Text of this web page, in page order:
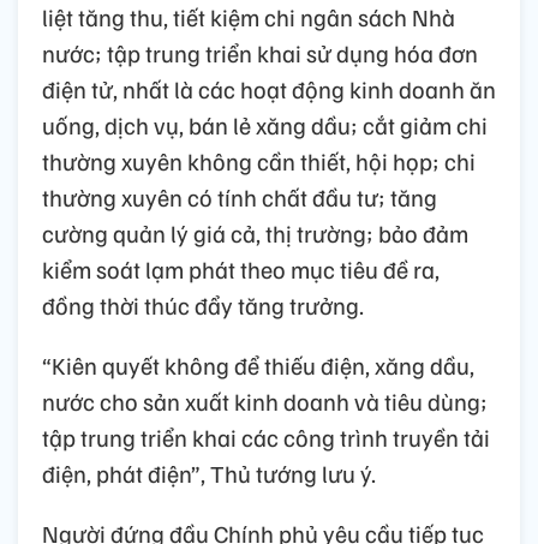
liệt tăng thu, tiết kiệm chi ngân sách Nhà
nước; tập trung triển khai sử dụng hóa đơn
điện tử, nhất là các hoạt động kinh doanh ăn
uống, dịch vụ, bán lẻ xăng dầu; cắt giảm chi
thường xuyên không cần thiết, hội họp; chi
thường xuyên có tính chất đầu tư; tăng
cường quản lý giá cả, thị trường; bảo đảm
kiểm soát lạm phát theo mục tiêu đề ra,
đồng thời thúc đẩy tăng trưởng.
“Kiên quyết không để thiếu điện, xăng dầu,
nước cho sản xuất kinh doanh và tiêu dùng;
tập trung triển khai các công trình truyền tải
điện, phát điện”, Thủ tướng lưu ý.
Người đứng đầu Chính phủ yêu cầu tiếp tục